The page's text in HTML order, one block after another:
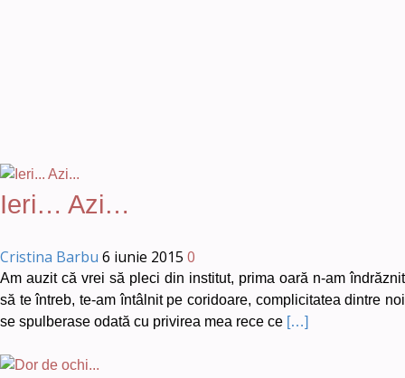
Ieri… Azi…
Cristina Barbu 6 iunie 2015 0
Am auzit că vrei să pleci din institut, prima oară n-am îndrăznit
să te întreb, te-am întâlnit pe coridoare, complicitatea dintre noi
se spulberase odată cu privirea mea rece ce […]